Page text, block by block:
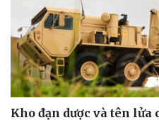
Sức khỏe
Dinh dưỡng - món ngon
Cây thuốc
Sản phụ khoa
Nhi khoa
Kho đạn dược và tên lửa